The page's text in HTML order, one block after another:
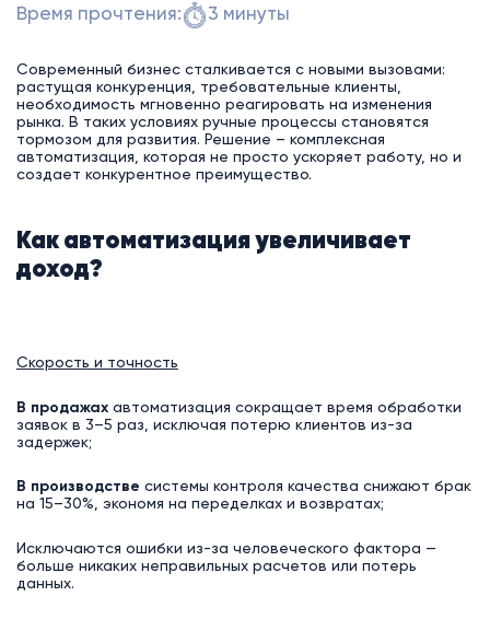
Время прочтения: 3 минуты
Современный бизнес сталкивается с новыми вызовами:
растущая конкуренция, требовательные клиенты,
необходимость мгновенно реагировать на изменения
рынка. В таких условиях ручные процессы становятся
тормозом для развития. Решение – комплексная
автоматизация, которая не просто ускоряет работу, но и
создает конкурентное преимущество.
Как автоматизация увеличивает
доход?
Скорость и точность
В продажах автоматизация сокращает время обработки
заявок в 3–5 раз, исключая потерю клиентов из-за
задержек;
В производстве системы контроля качества снижают брак
на 15–30%, экономя на переделках и возвратах;
Исключаются ошибки из-за человеческого фактора —
больше никаких неправильных расчетов или потерь
данных.